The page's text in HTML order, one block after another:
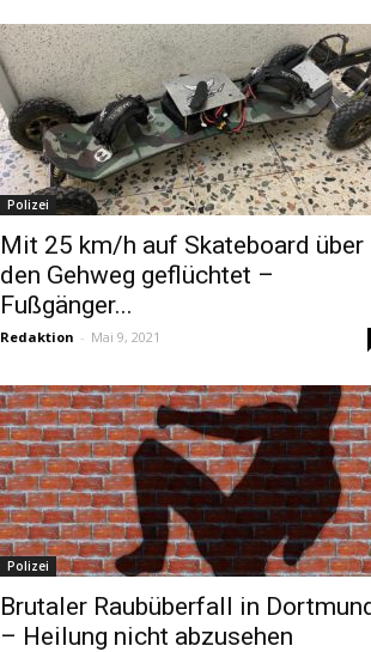
Polizei
Mit 25 km/h auf Skateboard über
den Gehweg geflüchtet –
Fußgänger...
Redaktion - Mai 9, 2021
Polizei
Brutaler Raubüberfall in
– Heilung nicht abzusehen